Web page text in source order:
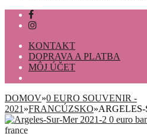
KONTAKT
DOPRAVA A PLATBA
MÔJ ÚČET
DOMOV»0 EURO SOUVENIR -
2021 »FRANCÚZSKO»ARGELES-